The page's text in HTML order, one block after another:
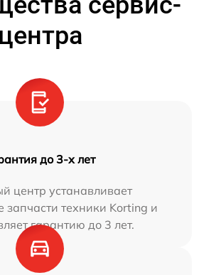
центра
до 3-х лет
центр устанавливает
запчасти техники Korting и
гарантию до 3 лет.